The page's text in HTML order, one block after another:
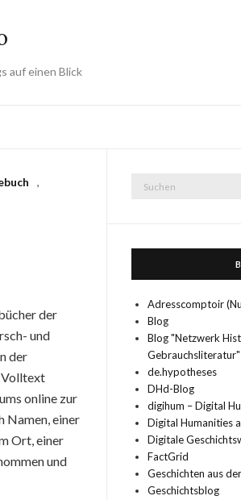
auf einen Blick
,
der
und
der
Volltext
online zur
Namen, einer
Ort, einer
und
Adresscomptoir
Blog
Blog "Netzwerk
Gebrauchsliteratur"
de.hypotheses
DHd-Blog
digihum – Digital
Digital Humanities
Digitale
FactGrid
Geschichten aus
Geschichtsblog